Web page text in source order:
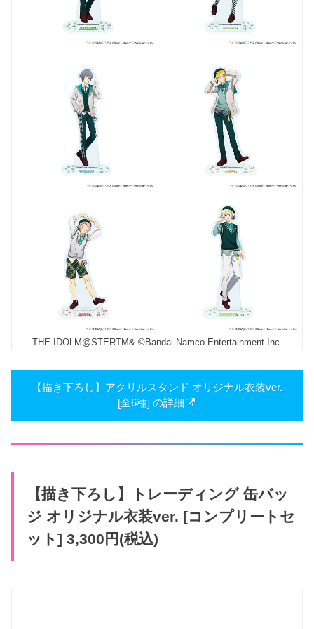
THE IDOLM@STERTM& ©Bandai Namco Entertainment Inc.
【描き下ろし】アクリルスタンド オリジナル衣装ver.
[全6種] の詳細
【描き下ろし】トレーディング 缶バッ
ジ オリジナル衣装ver. [コンプリートセ
ット] 3,300円(税込)